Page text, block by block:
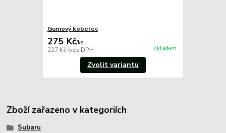
Gumový koberec
275 Kč/ks
227 Kč bez DPH skladem
Zvolit variantu
Zboží zařazeno v kategoriích
Subaru